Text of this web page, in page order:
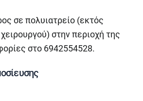
σε πολυιατρείο (εκτός
στην περιοχή της
στο 6942554528.